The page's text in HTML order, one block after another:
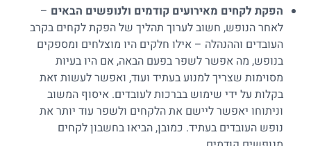
הפקת לקחים מאירועים קודמים ולנופשים הבאים –
לאחר הנופש, חשוב לערוך תהליך של הפקת לקחים בקרב
העובדים וההנהלה – אילו חלקים היו מוצלחים ומספקים
בנופש, מה אפשר לשפר בפעם הבאה, אם היו בעיות
מסוימות שצריך למנוע בעתיד ועוד, ואפשר לעשות זאת
בקלות על ידי שימוש בברכות לעובדים. איסוף המשוב
וניתוחו יאפשר ליישם את הלקחים ולשפר עוד יותר את
נופש העובדים בעתיד. כמובן, הביאו בחשבון לקחים